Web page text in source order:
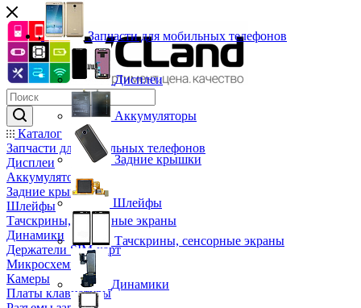
Каталог
Запчасти для мобильных телефонов
Дисплеи
Аккумуляторы
Задние крышки
Шлейфы
Тачскрины, сенсорные экраны
Динамики
Держатели SIM-карт
Микросхемы
Камеры
Платы клавиатуры
Запчасти для мобильных телефонов
Дисплеи
Аккумуляторы
Задние крышки
Шлейфы
Тачскрины, сенсорные экраны
Динамики